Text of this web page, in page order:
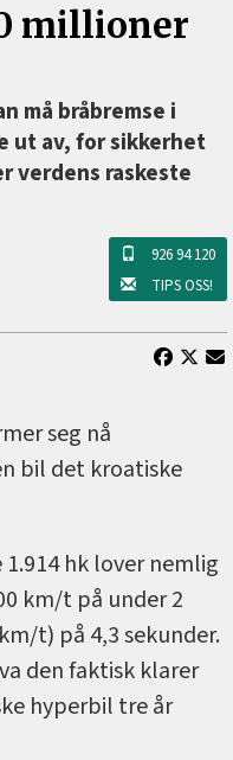
millioner
må bråbremse i
ut av, for sikkerhet
verdens raskeste
926 94 120
TIPS OSS!
seg nå
bil det kroatiske
hk lover nemlig
km/t på under 2
t) på 4,3 sekunder.
den faktisk klarer
hyperbil tre år